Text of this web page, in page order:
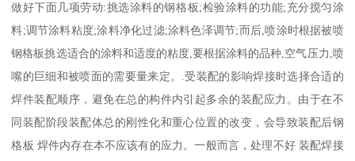
做好下面几项劳动:挑选涂料的钢格板;检验涂料的功能;充分搅匀涂
料;调节涂料粘度;涂料净化过滤;涂料色泽调节;而后,喷涂时根据被喷
钢格板挑选适合的涂料和适度的粘度,要根据涂料的品种,空气压力,喷
嘴的巨细和被喷面的需要量来定。.受装配的影响焊接时选择合适的
焊件装配顺序，避免在总的构件内引起多余的装配应力。由于在不
同装配阶段装配体总的刚性化和重心位置的改变，会导致装配后钢
格板 焊件内存在本不应该有的应力。一般而言，处理不好 装配焊接